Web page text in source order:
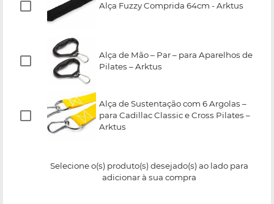
Alça Fuzzy Comprida 64cm - Arktus
Alça de Mão – Par – para Aparelhos de
Pilates – Arktus
Alça de Sustentação com 6 Argolas –
para Cadillac Classic e Cross Pilates –
Arktus
Selecione o(s) produto(s) desejado(s) ao lado para
adicionar à sua compra